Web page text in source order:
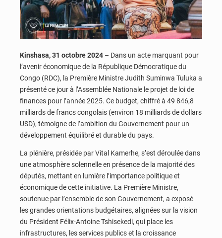
Kinshasa, 31 octobre 2024 – Dans un acte marquant pour
l’avenir économique de la République Démocratique du
Congo (RDC), la Première Ministre Judith Suminwa Tuluka a
présenté ce jour à l’Assemblée Nationale le projet de loi de
finances pour l’année 2025. Ce budget, chiffré à 49 846,8
milliards de francs congolais (environ 18 milliards de dollars
USD), témoigne de l’ambition du Gouvernement pour un
développement équilibré et durable du pays.
La plénière, présidée par Vital Kamerhe, s’est déroulée dans
une atmosphère solennelle en présence de la majorité des
députés, mettant en lumière l’importance politique et
économique de cette initiative. La Première Ministre,
soutenue par l’ensemble de son Gouvernement, a exposé
les grandes orientations budgétaires, alignées sur la vision
du Président Félix-Antoine Tshisekedi, qui place les
infrastructures, les services publics et la croissance